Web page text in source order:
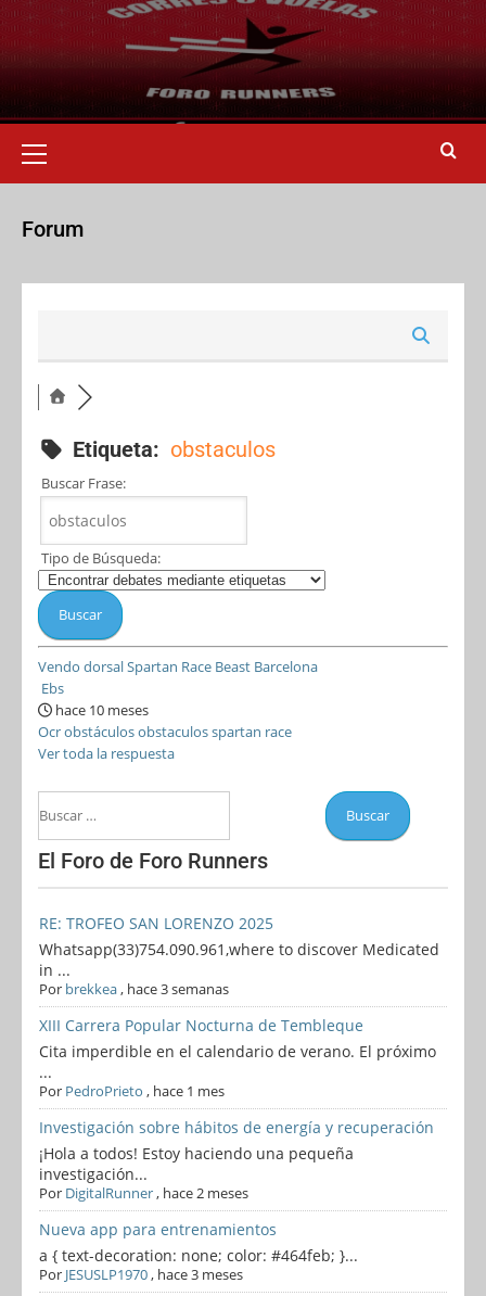
Forum
Etiqueta: obstaculos
Buscar Frase:
Tipo de Búsqueda:
Vendo dorsal Spartan Race Beast Barcelona
Ebs
hace 10 meses
Ocrobstáculosobstaculosspartan race
Ver toda la respuesta
El Foro de Foro Runners
RE: TROFEO SAN LORENZO 2025
Whatsapp(33)754.090.961,where to discover Medicated
in ...
Por brekkea , hace 3 semanas
XIII Carrera Popular Nocturna de Tembleque
Cita imperdible en el calendario de verano. El próximo
...
Por PedroPrieto , hace 1 mes
Investigación sobre hábitos de energía y recuperación
¡Hola a todos! Estoy haciendo una pequeña
investigación...
Por DigitalRunner , hace 2 meses
Nueva app para entrenamientos
a { text-decoration: none; color: #464feb; }...
Por JESUSLP1970 , hace 3 meses